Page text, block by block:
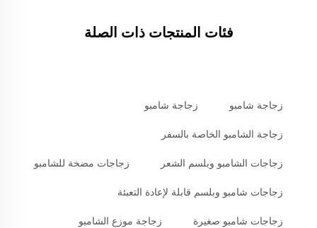
فئات المنتجات ذات الصلة
زجاجة شامبو زجاجة شامبو
زجاجة الشامبو الخاصة بالسفر
زجاجات الشامبو وبلسم الشعر زجاجات مضخة للشامبو
زجاجات شامبو وبلسم قابلة لإعادة التعبئة
زجاجات شامبو صغيرة زجاجة موزع الشامبو